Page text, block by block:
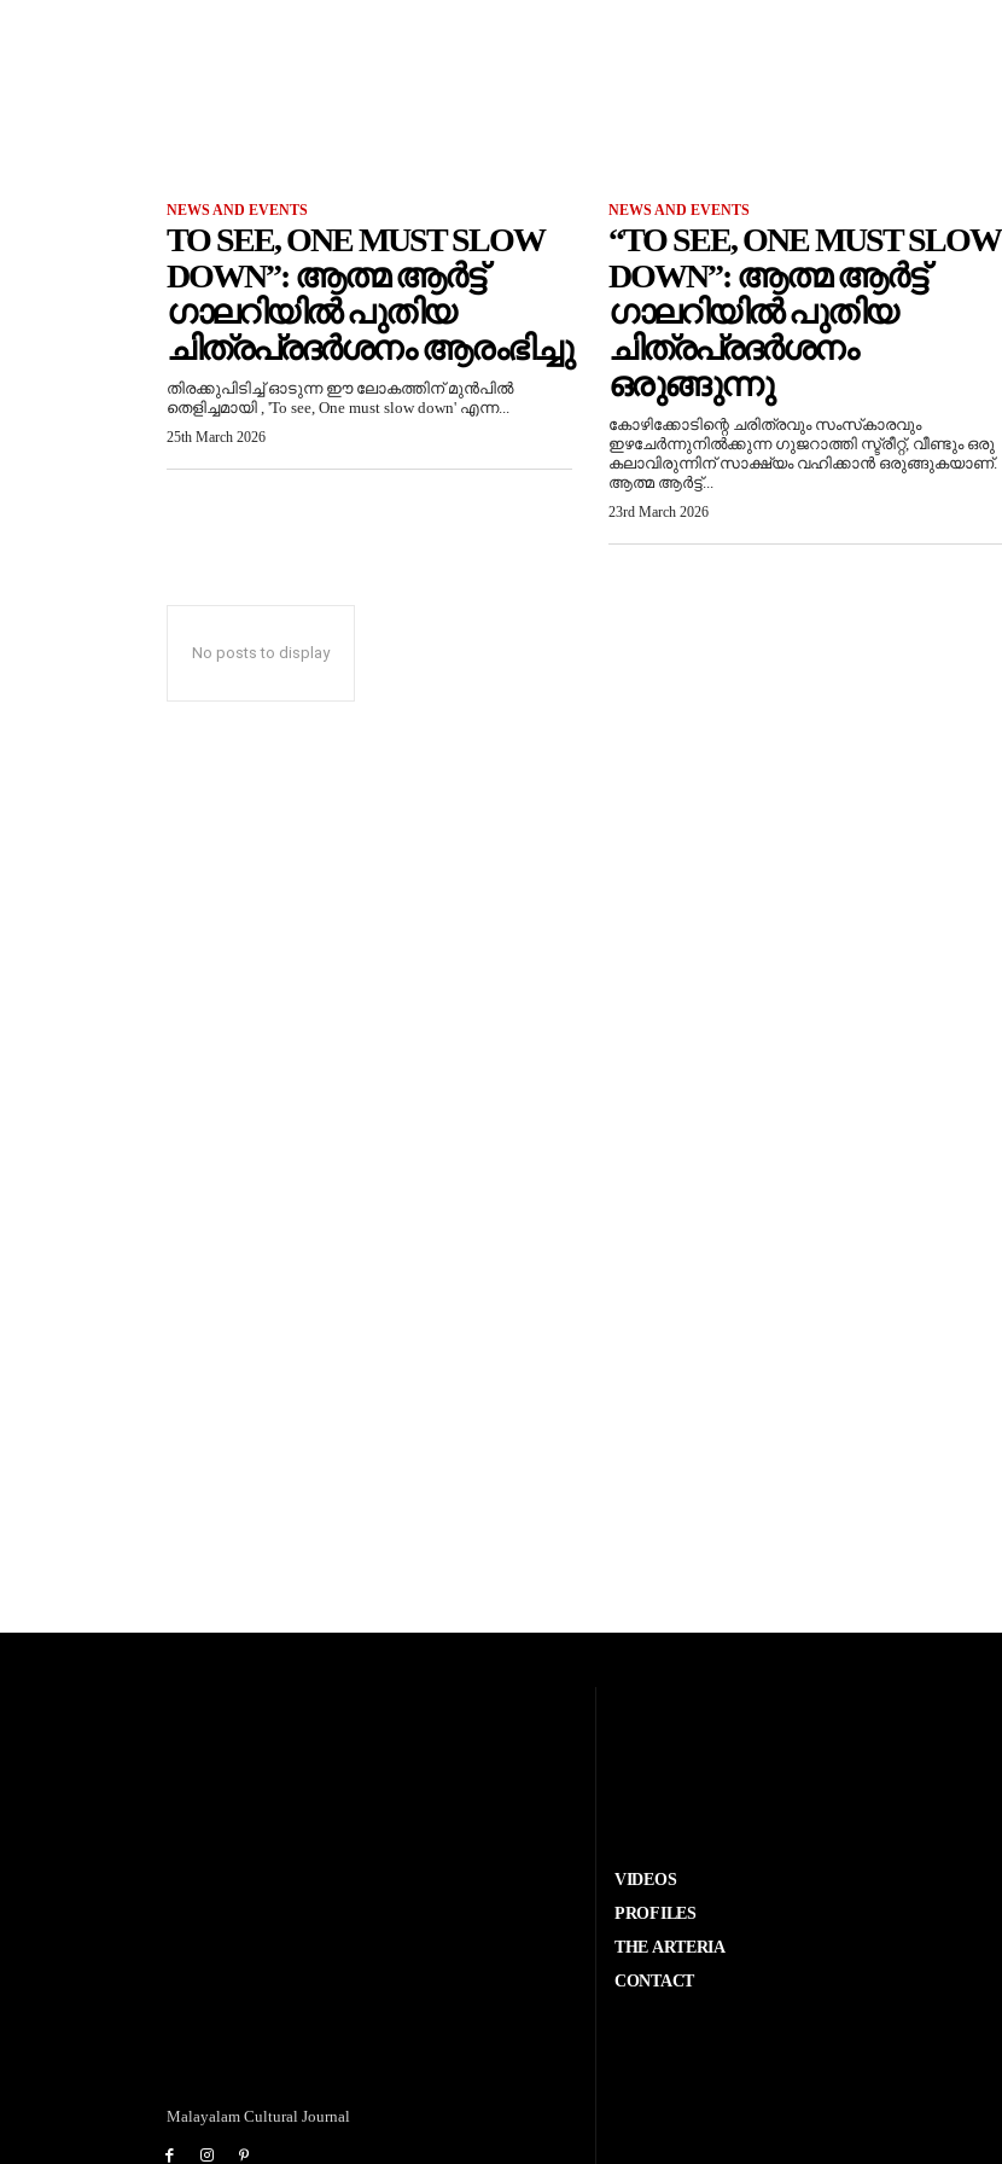
NEWS AND EVENTS
TO SEE, ONE MUST SLOW
DOWN”: ആത്മ ആർട്ട്
ഗാലറിയിൽ പുതിയ
ചിത്രപ്രദർശനം ആരംഭിച്ചു
തിരക്കുപിടിച്ച് ഓടുന്ന ഈ ലോകത്തിന് മുൻപിൽ
തെളിച്ചമായി , 'To see, One must slow down' എന്ന...
25th March 2026
NEWS AND EVENTS
“TO SEE, ONE MUST SLOW
DOWN”: ആത്മ ആർട്ട്
ഗാലറിയിൽ പുതിയ
ചിത്രപ്രദർശനം
ഒരുങ്ങുന്നു
കോഴിക്കോടിന്റെ ചരിത്രവും സംസ്‌കാരവും
ഇഴചേർന്നുനിൽക്കുന്ന ഗുജറാത്തി സ്ട്രീറ്റ്, വീണ്ടും ഒരു
കലാവിരുന്നിന് സാക്ഷ്യം വഹിക്കാൻ ഒരുങ്ങുകയാണ്.
ആത്മ ആർട്ട്...
23rd March 2026
No posts to display
Malayalam Cultural Journal
VIDEOS
PROFILES
THE ARTERIA
CONTACT